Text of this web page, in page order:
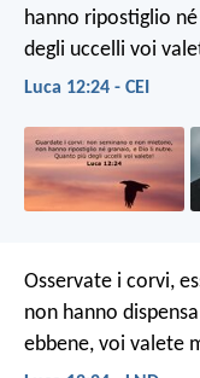
hanno ripostiglio
degli uccelli voi
Luca 12:24 - CEI
Osservate i corvi,
non hanno
ebbene, voi valete